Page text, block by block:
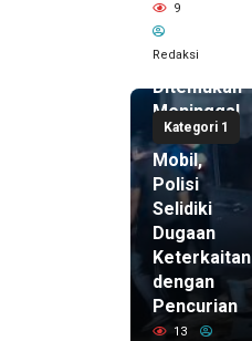
9
Redaksi
Kategori 1
Pemilik
Royal
Phone
Ditemukan
Meninggal
di Dalam
Mobil,
Polisi
Selidiki
Dugaan
Keterkaitan
dengan
Pencurian
13